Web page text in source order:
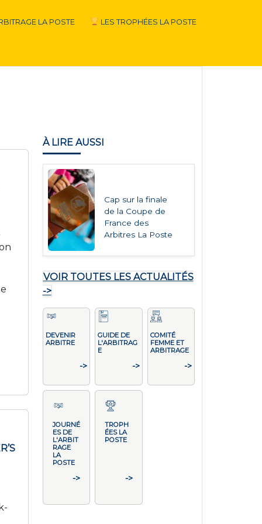
LA POSTE LES TROPHÉES LA POSTE
À LIRE AUSSI
Cap sur la finale
de la Coupe de
France des
Arbitres La Poste
VOIR TOUTES LES ACTUALITÉS
->
DEVENIR
ARBITRE
->
GUIDE DE
L'ARBITRAG
E
->
COMITÉ
FEMME ET
ARBITRAGE
->
JOURNÉ
ES DE
L'ARBIT
RAGE
LA
POSTE
->
TROPH
ÉES LA
POSTE
->